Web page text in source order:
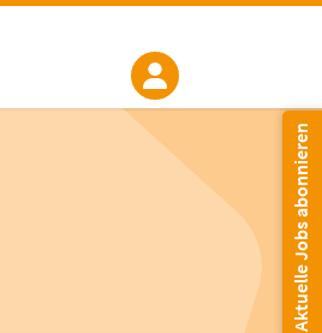
Aktuelle Jobs abonnieren